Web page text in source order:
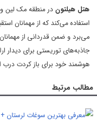
هتل هیلتون در منطقه مک لین
استفاده می‌کند که از مهمانان
می‌برد و ضمن قدردانی از
جاذبه‌های توریستی برای دیدار
هوشمند خود برای باز کردت درب
مطالب مرتبط